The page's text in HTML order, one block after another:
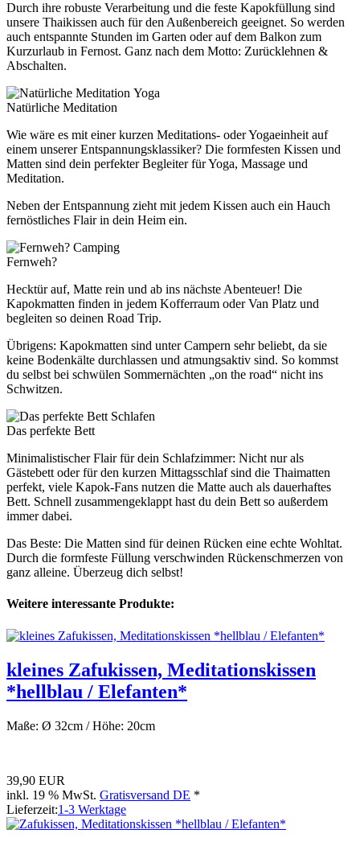
Durch ihre robuste Verarbeitung und die feste Kapokfüllung sind
unsere Thaikissen auch für den Außenbereich geeignet. So werden
auch entspannte Stunden im Garten oder auf dem Balkon zum
Kurzurlaub in Fernost. Ganz nach dem Motto: Zurücklehnen &
Abschalten.
Yoga
Natürliche Meditation
Wie wäre es mit einer kurzen Meditations- oder Yogaeinheit auf
einem unserer Entspannungsklassiker? Die formfesten Kissen und
Matten sind dein perfekter Begleiter für Yoga, Massage und
Meditation.
Neben der Entspannung zieht mit jedem Kissen auch ein Hauch
fernöstliches Flair in dein Heim ein.
Camping
Fernweh?
Hecktür auf, Matte rein und ab ins nächste Abenteuer! Die
Kapokmatten finden in jedem Kofferraum oder Van Platz und
begleiten so deinen Road Trip.
Übrigens: Kapokmatten sind unter Campern sehr beliebt, da sie
keine Bodenkälte durchlassen und atmungsaktiv sind. So kommst
du selbst bei schwülen Sommernächten „on the road“ nicht ins
Schwitzen.
Schlafen
Das perfekte Bett
Minimalistischer Flair für dein Schlafzimmer: Nicht nur als
Gästebett oder für den kurzen Mittagsschlaf sind die Thaimatten
perfekt, viele Kapok-Fans nutzen die Matte auch als dauerhaftes
Bett. Schnell zusammengeklappt hast du dein Bett so außerdem
immer dabei.
Das Beste: Die Matten sind für deinen Rücken eine echte Wohltat.
Durch die formfeste Füllung verschwinden Rückenschmerzen von
ganz alleine. Überzeug dich selbst!
Weitere interessante Produkte:
kleines Zafukissen, Meditationskissen
*hellblau / Elefanten*
Maße: Ø 32cm / Höhe: 20cm
39,90 EUR
inkl. 19 % MwSt. Gratisversand DE *
Lieferzeit:1-3 Werktage